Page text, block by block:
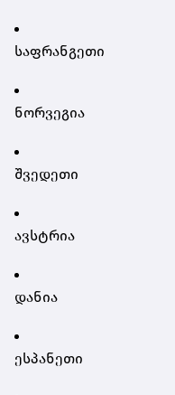
საფრანგეთი
ნორვეგია
შვედეთი
ავსტრია
დანია
ესპანეთი